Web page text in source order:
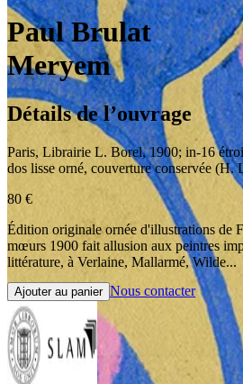
Paul Brulat
Meryem
Détails de l’ouvrage
Paris, Librairie L. Borel,1900; in-16
dos lisse orné, couverture conservée (H.
80 €
Édition originale ornée d'illustrations de
mœurs 1900 fait allusion aux peintres
littérature, à Verlaine, Mallarmé, Wilde...
Ajouter au panier Nous contacter